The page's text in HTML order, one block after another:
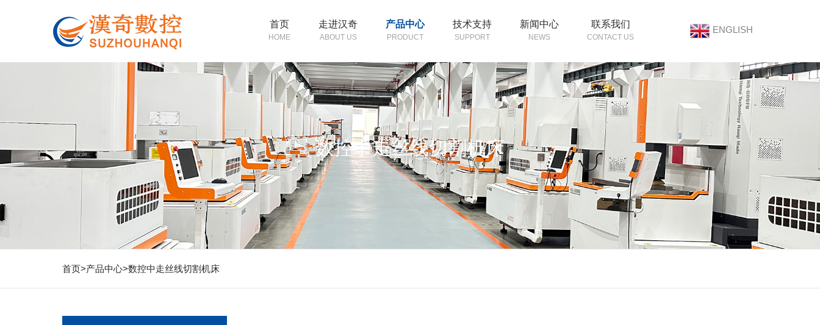
首页
HOME
走进汉奇
ABOUT US
产品中心
PRODUCT
技术支持
SUPPORT
新闻中心
NEWS
联系我们
CONTACT US
ENGLISH
数控中走丝线切割机床
首页>产品中心>数控中走丝线切割机床